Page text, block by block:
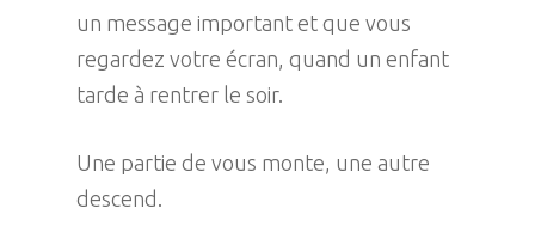
un message important et que vous
regardez votre écran, quand un enfant
tarde à rentrer le soir.
Une partie de vous monte, une autre
descend.